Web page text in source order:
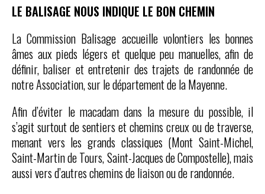
LE BALISAGE NOUS INDIQUE LE BON CHEMIN
La Commission Balisage accueille volontiers les bonnes
âmes aux pieds légers et quelque peu manuelles, afin de
définir, baliser et entretenir des trajets de randonnée de
notre Association, sur le département de la Mayenne.
Afin d’éviter le macadam dans la mesure du possible, il
s’agit surtout de sentiers et chemins creux ou de traverse,
menant vers les grands classiques (Mont Saint-Michel,
Saint-Martin de Tours, Saint-Jacques de Compostelle), mais
aussi vers d’autres chemins de liaison ou de randonnée.